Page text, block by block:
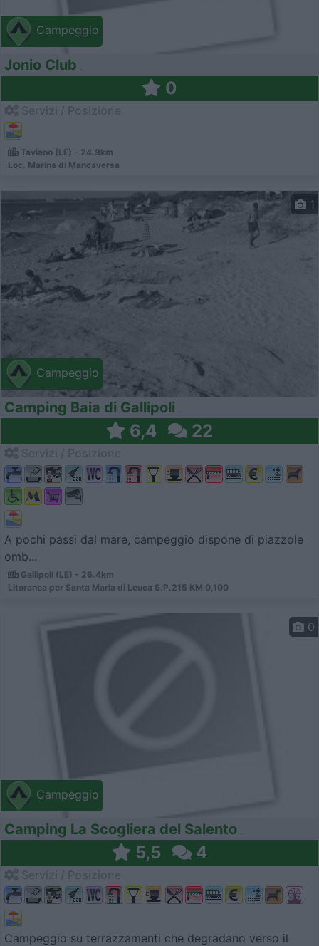
Campeggio
Jonio Club
0
Taviano (LE) - 24.9km
Loc. Marina di Mancaversa
Campeggio
1
Camping Baia di Gallipoli
6,4 22
A pochi passi dal mare, campeggio dispone di piazzole
omb...
Gallipoli (LE) - 26.4km
Litoranea per Santa Maria di Leuca S.P.215 KM 0,100
Campeggio
0
Camping La Scogliera del Salento
5,5 4
Campeggio su terrazzamenti che degradano verso il